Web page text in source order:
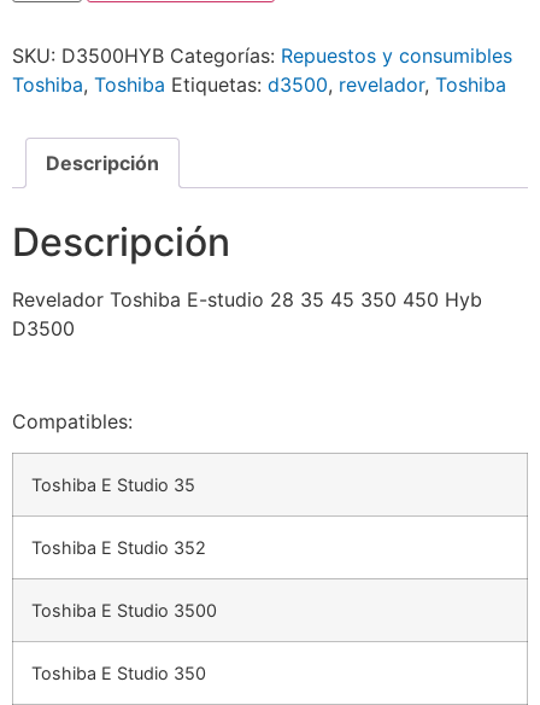
SKU: D3500HYB Categorías: Repuestos y consumibles
Toshiba, Toshiba Etiquetas: d3500, revelador, Toshiba
Descripción
Descripción
Revelador Toshiba E-studio 28 35 45 350 450 Hyb
D3500
Compatibles:
Toshiba E Studio 35
Toshiba E Studio 352
Toshiba E Studio 3500
Toshiba E Studio 350